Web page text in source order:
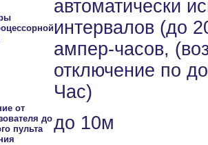
автоматически
интервалов (до
ампер-часов,
отключение по
Час)
от
до
пульта
до 10м